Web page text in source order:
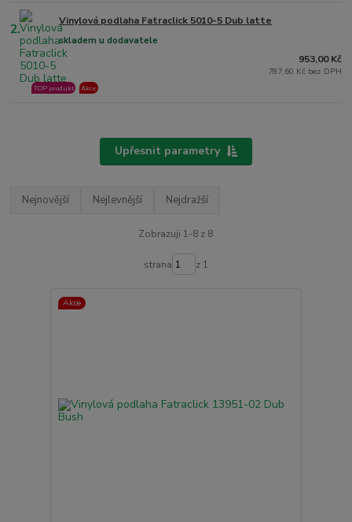
2. Vinylová podlaha Fatraclick 5010-5 Dub latte
skladem u dodavatele
TOP produkt Akce
953,00 Kč
787,60 Kč bez DPH
Upřesnit parametry
Nejnovější Nejlevnější Nejdražší
Zobrazuji 1-8 z 8
strana z 1
Akce